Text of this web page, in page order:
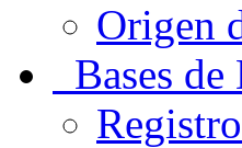
Origen
Bases de